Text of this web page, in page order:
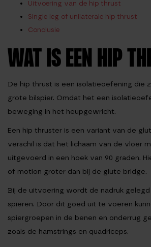
Uitvoering van de hip thrust
Single leg of unilaterale hip thrust
Conclusie
WAT IS EEN HIP
De hip thrust is een isolatieoefening die
grote bilspier. Omdat het een
beweging in het heupgewricht.
Een hip thruster is een variant van de
verschil is dat het lichaam van de vloer
uitgevoerd in een hoek van 90 graden.
of motion groter dan bij de glute bridge.
Bij de uitvoering wordt de nadruk
spieren. Door dit goed uit te voeren
spiergroepen in de benen en onderrug
zoals de hamstrings en quadriceps.